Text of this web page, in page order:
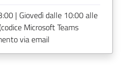
| Giovedì dalle 10:00 alle
Microsoft Teams
via email